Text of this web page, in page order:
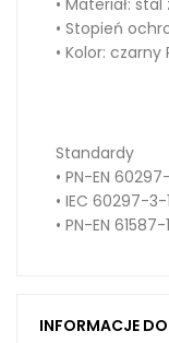
• Materiał:
• Stopień
• Kolor: czarny
Standardy
• PN-EN
• IEC 60297-3-
• PN-EN 61587-1
INFORMACJE